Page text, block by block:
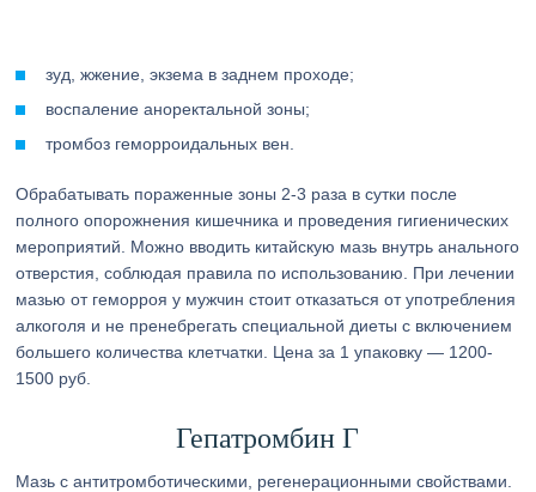
зуд, жжение, экзема в заднем проходе;
воспаление аноректальной зоны;
тромбоз геморроидальных вен.
Обрабатывать пораженные зоны 2-3 раза в сутки после
полного опорожнения кишечника и проведения гигиенических
мероприятий. Можно вводить китайскую мазь внутрь анального
отверстия, соблюдая правила по использованию. При лечении
мазью от геморроя у мужчин стоит отказаться от употребления
алкоголя и не пренебрегать специальной диеты с включением
большего количества клетчатки. Цена за 1 упаковку — 1200-
1500 руб.
Гепатромбин Г
Мазь с антитромботическими, регенерационными свойствами.